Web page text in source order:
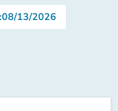
08/13/2026